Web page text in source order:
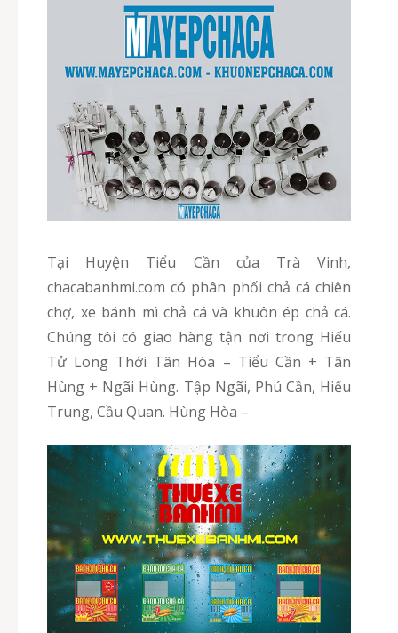
Tại Huyện Tiểu Cần của Trà Vinh,
chacabanhmi.com có phân phối chả cá chiên
chợ, xe bánh mì chả cá và khuôn ép chả cá.
Chúng tôi có giao hàng tận nơi trong Hiếu
Tử Long Thới Tân Hòa – Tiểu Cần + Tân
Hùng + Ngãi Hùng. Tập Ngãi, Phú Cần, Hiếu
Trung, Cầu Quan. Hùng Hòa –